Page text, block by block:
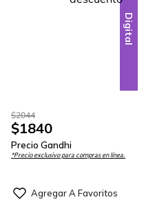
Digital
$2044
$1840
Precio Gandhi
*Precio exclusivo para compras en línea.